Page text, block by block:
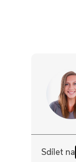
Sdílet na